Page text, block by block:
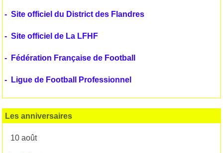
- Site officiel du District des Flandres
- Site officiel de La LFHF
- Fédération Française de Football
- Ligue de Football Professionnel
Les anniversaires
10 août